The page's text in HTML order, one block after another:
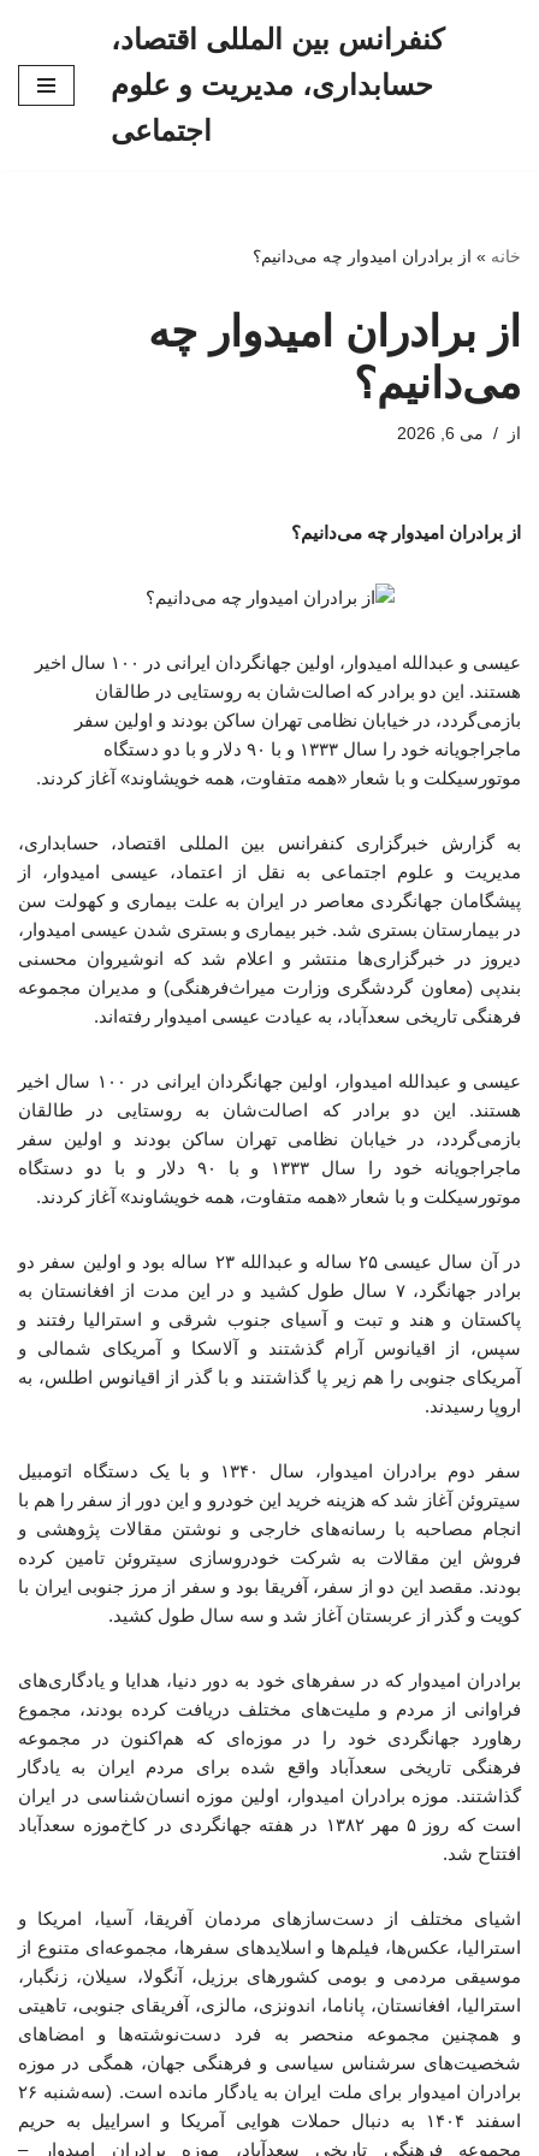
کنفرانس بین المللی اقتصاد،
حسابداری، مدیریت و علوم
اجتماعی
خانه » از برادران امیدوار چه می‌دانیم؟
از برادران امیدوار چه
می‌دانیم؟
از می 6, 2026
از برادران امیدوار چه می‌دانیم؟
عیسی و عبدالله امیدوار، اولین جهانگردان ایرانی در ۱۰۰ سال اخیر
هستند. این دو برادر که اصالت‌شان به روستایی در طالقان
بازمی‌گردد، در خیابان نظامی تهران ساکن بودند و اولین سفر
ماجراجویانه خود را سال ۱۳۳۳ و با ۹۰ دلار و با دو دستگاه
موتورسیکلت و با شعار «همه متفاوت، همه خویشاوند» آغاز کردند.
به گزارش خبرگزاری کنفرانس بین المللی اقتصاد، حسابداری،
مدیریت و علوم اجتماعی به نقل از اعتماد، عیسی امیدوار، از
پیشگامان جهانگردی معاصر در ایران به علت بیماری و کهولت سن
در بیمارستان بستری شد. خبر بیماری و بستری شدن عیسی امیدوار،
دیروز در خبرگزاری‌ها منتشر و اعلام شد که انوشیروان محسنی
بندپی (معاون گردشگری وزارت میراث‌فرهنگی) و مدیران مجموعه
فرهنگی تاریخی سعدآباد، به عیادت عیسی امیدوار رفته‌اند.
عیسی و عبدالله امیدوار، اولین جهانگردان ایرانی در ۱۰۰ سال اخیر
هستند. این دو برادر که اصالت‌شان به روستایی در طالقان
بازمی‌گردد، در خیابان نظامی تهران ساکن بودند و اولین سفر
ماجراجویانه خود را سال ۱۳۳۳ و با ۹۰ دلار و با دو دستگاه
موتورسیکلت و با شعار «همه متفاوت، همه خویشاوند» آغاز کردند.
در آن سال عیسی ۲۵ ساله و عبدالله ۲۳ ساله بود و اولین سفر دو
برادر جهانگرد، ۷ سال طول کشید و در این مدت از افغانستان به
پاکستان و هند و تبت و آسیای جنوب شرقی و استرالیا رفتند و
سپس، از اقیانوس آرام گذشتند و آلاسکا و آمریکای شمالی و
آمریکای جنوبی را هم زیر پا گذاشتند و با گذر از اقیانوس اطلس، به
اروپا رسیدند.
سفر دوم برادران امیدوار، سال ۱۳۴۰ و با یک دستگاه اتومبیل
سیتروئن آغاز شد که هزینه خرید این خودرو و این دور از سفر را هم با
انجام مصاحبه با رسانه‌های خارجی و نوشتن مقالات پژوهشی و
فروش این مقالات به شرکت خودروسازی سیتروئن تامین کرده
بودند. مقصد این دو از سفر، آفریقا بود و سفر از مرز جنوبی ایران با
کویت و گذر از عربستان آغاز شد و سه سال طول کشید.
برادران امیدوار که در سفرهای خود به دور دنیا، هدایا و یادگاری‌های
فراوانی از مردم و ملیت‌های مختلف دریافت کرده بودند، مجموع
رهاورد جهانگردی خود را در موزه‌ای که هم‌اکنون در مجموعه
فرهنگی تاریخی سعدآباد واقع شده برای مردم ایران به یادگار
گذاشتند. موزه برادران امیدوار، اولین موزه انسان‌شناسی در ایران
است که روز ۵ مهر ۱۳۸۲ در هفته جهانگردی در کاخ‌موزه سعدآباد
افتتاح شد.
اشیای مختلف از دست‌سازهای مردمان آفریقا، آسیا، امریکا و
استرالیا، عکس‌ها، فیلم‌ها و اسلایدهای سفرها، مجموعه‌ای متنوع از
موسیقی مردمی و بومی کشورهای برزیل، آنگولا، سیلان، زنگبار،
استرالیا، افغانستان، پاناما، اندونزی، مالزی، آفریقای جنوبی، تاهیتی
و همچنین مجموعه منحصر به فرد دست‌نوشته‌ها و امضاهای
شخصیت‌های سرشناس سیاسی و فرهنگی جهان، همگی در موزه
برادران امیدوار برای ملت ایران به یادگار مانده است. (سه‌شنبه ۲۶
اسفند ۱۴۰۴ به دنبال حملات هوایی آمریکا و اسراییل به حریم
مجموعه فرهنگی تاریخی سعدآباد، موزه برادران امیدوار –